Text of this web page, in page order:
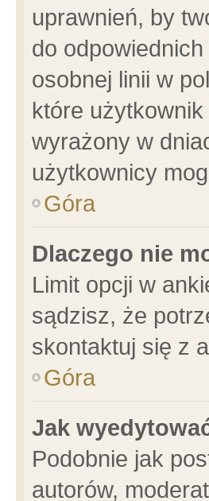
uprawnień, by
do
osobnej linii w
które
wyrażony w
użytkownicy
Góra
Dlaczego nie
Limit opcji w
sądzisz, że
skontaktuj się z
Góra
Jak
Podobnie jak
autorów,